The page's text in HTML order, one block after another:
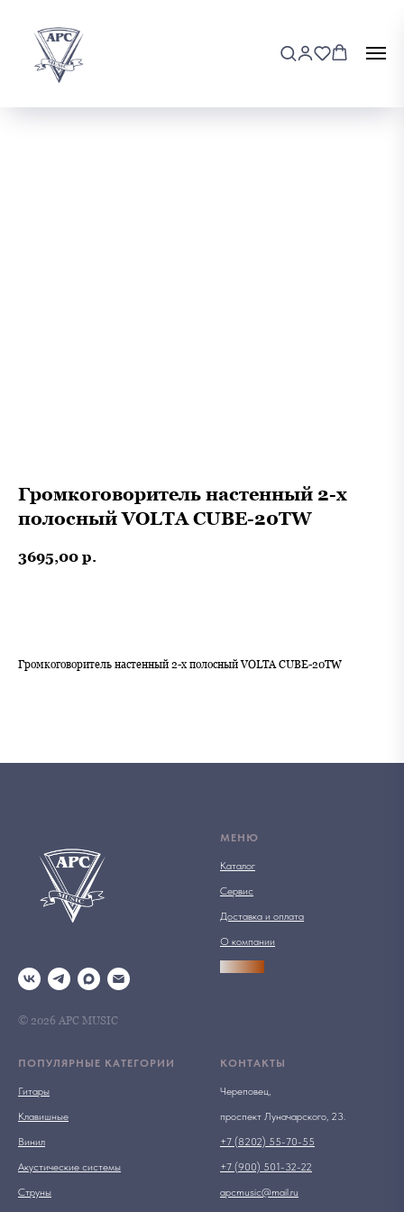
Громкоговоритель настенный 2-х
полосный VOLTA CUBE-20TW
3695,00 р.
Громкоговоритель настенный 2-х полосный VOLTA CUBE-20TW
© 2026 АРС MUSIC
МЕНЮ
Каталог
Сервис
Доставка и оплата
О компании
ПОПУЛЯРНЫЕ КАТЕГОРИИ
Гитары
Клавишные
Винил
Акустические системы
Струны
КОНТАКТЫ
Череповец,
проспект Луначарского, 23.
+7 (8202) 55-70-55
+7 (900) 501-32-22
apcmusic@mail.ru